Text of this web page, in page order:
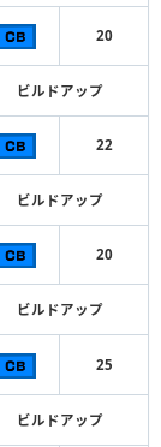
20
ビルドアップ
22
ビルドアップ
20
ビルドアップ
25
ビルドアップ